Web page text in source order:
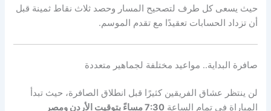
حيث يسعى كل طرف لتصحيح المسار وحصد ثلاث نقاط ثمينة قبل
أن تزداد الحسابات تعقيدًا مع تقدم الموسم.
صافرة البداية.. مواعيد مختلفة لجماهير متعددة
لن ينتظر عشاق الفريقين كثيرًا قبل انطلاق الصافرة، حيث تبدأ
المباراة في تمام الساعة
7:30 مساءً بتوقيت الأردن ومصر